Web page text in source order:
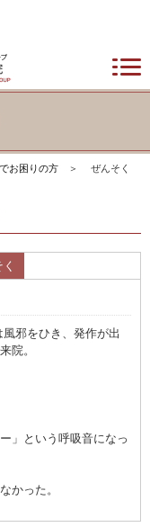
お困りの方 ＞
ぜんそく
邪をひき、発作が出
院。
」という呼吸音になっ
かった。